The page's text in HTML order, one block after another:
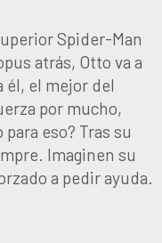
Spider-Man
atrás, Otto va a
él, el mejor del
por mucho,
eso? Tras su
Imaginen su
a pedir ayuda.